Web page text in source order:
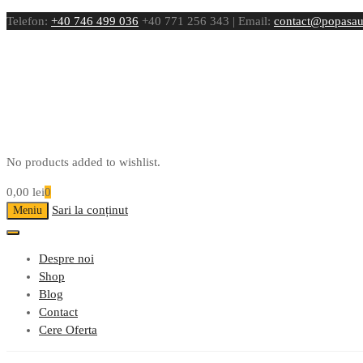
Telefon: +40 746 499 036 +40 771 256 343 | Email:
No products added to wishlist.
0,00 lei0
Meniu Sari la conținut
Despre noi
Shop
Blog
Contact
Cere Oferta